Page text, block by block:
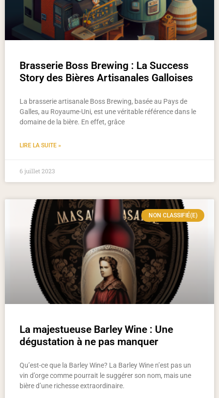
Brasserie Boss Brewing : La Success
Story des Bières Artisanales Galloises
La brasserie artisanale Boss Brewing, basée au Pays de
Galles, au Royaume-Uni, est une véritable référence dans le
domaine de la bière. En effet, grâce
LIRE LA SUITE »
6 juillet 2023
NON CLASSIFIÉ(E)
La majestueuse Barley Wine : Une
dégustation à ne pas manquer
Qu’est-ce que la Barley Wine? La Barley Wine n’est pas un
vin d’orge comme pourrait le suggérer son nom, mais une
bière d’une richesse extraordinaire.